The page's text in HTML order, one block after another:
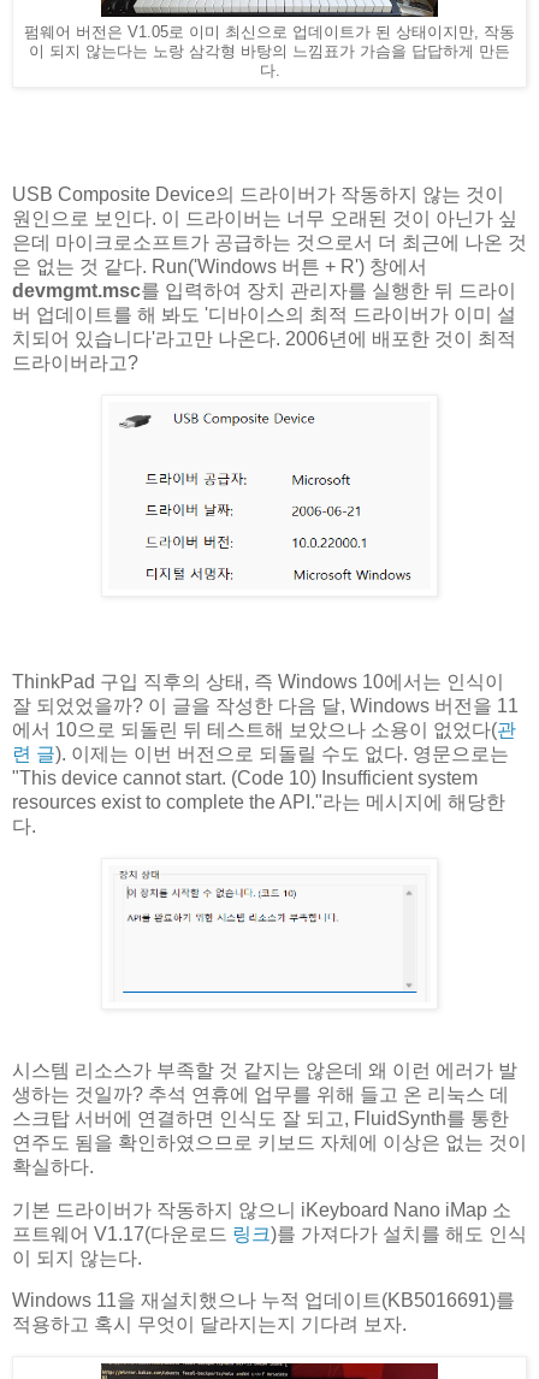
펌웨어 버전은 V1.05로 이미 최신으로 업데이트가 된 상태이지만, 작동
이 되지 않는다는 노랑 삼각형 바탕의 느낌표가 가슴을 답답하게 만든
다.
USB Composite Device의 드라이버가 작동하지 않는 것이
원인으로 보인다. 이 드라이버는 너무 오래된 것이 아닌가 싶
은데 마이크로소프트가 공급하는 것으로서 더 최근에 나온 것
은 없는 것 같다. Run('Windows 버튼 + R') 창에서
devmgmt.msc를 입력하여 장치 관리자를 실행한 뒤 드라이
버 업데이트를 해 봐도 '디바이스의 최적 드라이버가 이미 설
치되어 있습니다'라고만 나온다. 2006년에 배포한 것이 최적
드라이버라고?
ThinkPad 구입 직후의 상태, 즉 Windows 10에서는 인식이
잘 되었었을까? 이 글을 작성한 다음 달, Windows 버전을 11
에서 10으로 되돌린 뒤 테스트해 보았으나 소용이 없었다(관
련 글). 이제는 이번 버전으로 되돌릴 수도 없다. 영문으로는
"This device cannot start. (Code 10) Insufficient system
resources exist to complete the API."라는 메시지에 해당한
다.
시스템 리소스가 부족할 것 같지는 않은데 왜 이런 에러가 발
생하는 것일까? 추석 연휴에 업무를 위해 들고 온 리눅스 데
스크탑 서버에 연결하면 인식도 잘 되고, FluidSynth를 통한
연주도 됨을 확인하였으므로 키보드 자체에 이상은 없는 것이
확실하다.
기본 드라이버가 작동하지 않으니 iKeyboard Nano iMap 소
프트웨어 V1.17(다운로드 링크)를 가져다가 설치를 해도 인식
이 되지 않는다.
Windows 11을 재설치했으나 누적 업데이트(KB5016691)를
적용하고 혹시 무엇이 달라지는지 기다려 보자.